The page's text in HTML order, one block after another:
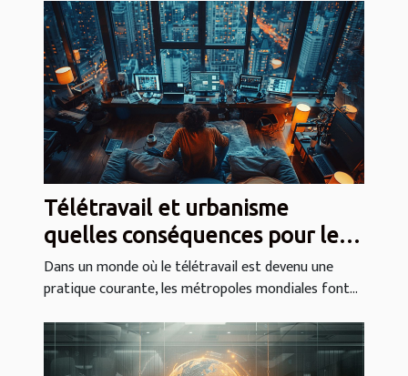
Télétravail et urbanisme
quelles conséquences pour les
métropoles mondiales
Dans un monde où le télétravail est devenu une
pratique courante, les métropoles mondiales font...